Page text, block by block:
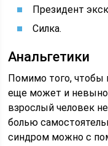
Президент
Силка.
Анальгетики
Помимо того, чтобы
еще может и
взрослый человек
болью
синдром можно с